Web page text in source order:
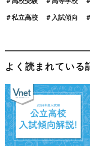
私立高校 入試傾向
よく読まれている